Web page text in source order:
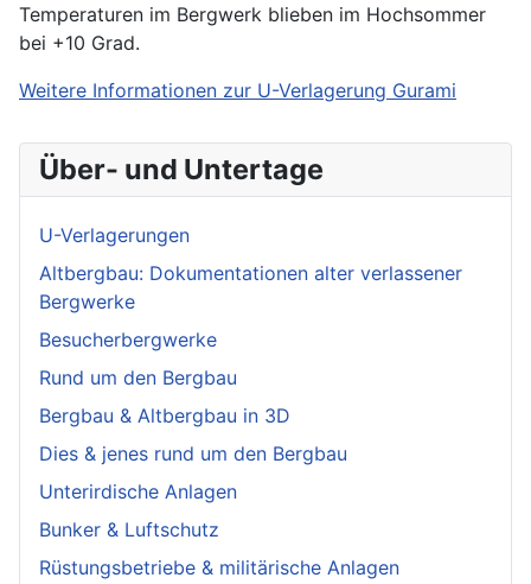
Temperaturen im Bergwerk blieben im Hochsommer
bei +10 Grad.
Weitere Informationen zur U-Verlagerung Gurami
Über- und Untertage
U-Verlagerungen
Altbergbau: Dokumentationen alter verlassener
Bergwerke
Besucherbergwerke
Rund um den Bergbau
Bergbau & Altbergbau in 3D
Dies & jenes rund um den Bergbau
Unterirdische Anlagen
Bunker & Luftschutz
Rüstungsbetriebe & militärische Anlagen